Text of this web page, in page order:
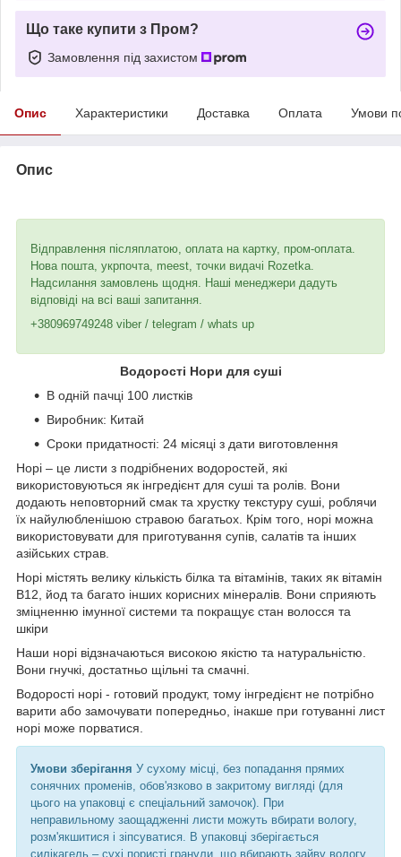
Що таке купити з Пром?
Замовлення під захистом
Опис Характеристики Доставка Оплата Умови
Опис
Відправлення післяплатою, оплата на картку, пром-оплата.
Нова пошта, укрпочта, meest, точки видачі Rozetka.
Надсилання замовлень щодня. Наші менеджери дадуть
відповіді на всі ваші запитання.
+380969749248 viber / telegram / whats up
Водорості Нори для суші
В одній пачці 100 листків
Виробник: Китай
Сроки придатності: 24 місяці з дати виготовлення
Норі – це листи з подрібнених водоростей, які
використовуються як інгредієнт для суші та ролів. Вони
додають неповторний смак та хрустку текстуру суші, роблячи
їх найулюбленішою стравою багатьох. Крім того, норі можна
використовувати для приготування супів, салатів та інших
азійських страв.
Норі містять велику кількість білка та вітамінів, таких як вітамін
В12, йод та багато інших корисних мінералів. Вони сприяють
зміцненню імунної системи та покращує стан волосся та
шкіри
Наши норі відзначаються високою якістю та натуральністю.
Вони гнучкі, достатньо щільні та смачні.
Водорості норі - готовий продукт, тому інгредієнт не потрібно
варити або замочувати попередньо, інакше при готуванні лист
норі може порватися.
Умови зберігання У сухому місці, без попадання прямих
сонячних променів, обов'язково в закритому вигляді (для
цього на упаковці є спеціальний замочок). При
неправильному заощадженні листи можуть вбирати вологу,
розм'якшитися і зіпсуватися. В упаковці зберігається
силікагель – сухі пористі гранули, що вбирають зайву вологу.